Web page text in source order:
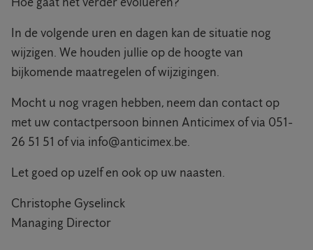
In de volgende uren en dagen kan de situatie nog
wijzigen. We houden jullie op de hoogte van
bijkomende maatregelen of wijzigingen.
Mocht u nog vragen hebben, neem dan contact op
met uw contactpersoon binnen Anticimex of via 051-
26 51 51 of via info@anticimex.be.
Let goed op uzelf en ook op uw naasten.
Christophe Gyselinck
Managing Director